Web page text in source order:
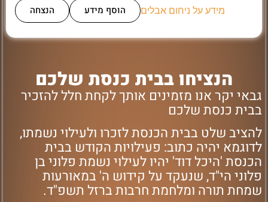
מידע על ניחום אבלים הוסף מידע הנצחה
הנציחו בבית כנסת שלכם
גבאי יקר אנו מזמינים אותך לקחת חלל להזכיר
בבית כנסת שלכם
להציב שלט בבית הכנסת לזכרו ולעילוי נשמתו,
לדוגמא יהיה כתוב: פעילויות הקודש בבית
הכנסת 'היכל דוד' יהיו לעילוי נשמת פלוני בן
פלוני הי"ד, שנעקד על קידוש ה' במאורעות
שמחת תורה ומלחמת חרבות ברזל תשפ"ד.